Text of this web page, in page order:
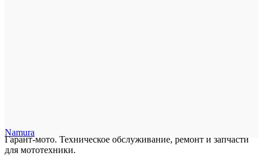
Namura
Гарант-мото. Техническое обслуживание, ремонт и запчасти
для мототехники.